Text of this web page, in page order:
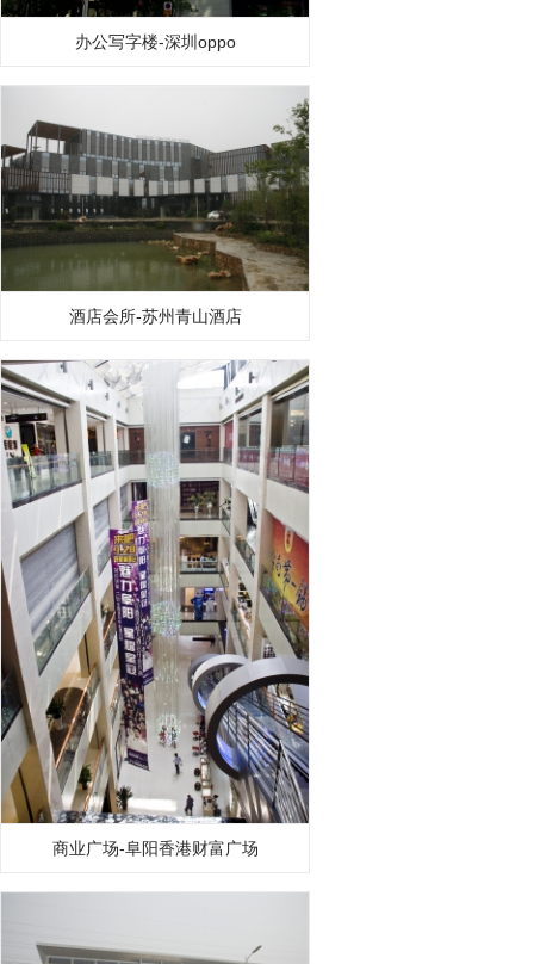
办公写字楼-深圳oppo
酒店会所-苏州青山酒店
商业广场-阜阳香港财富广场